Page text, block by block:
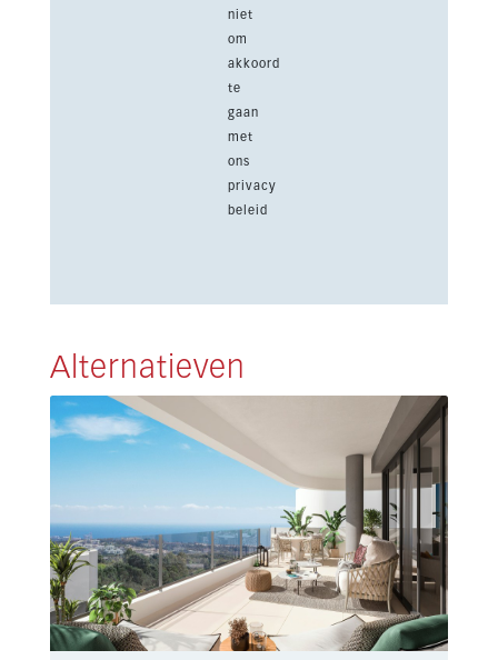
niet
om
akkoord
te
gaan
met
ons
privacy
beleid
Alternatieven